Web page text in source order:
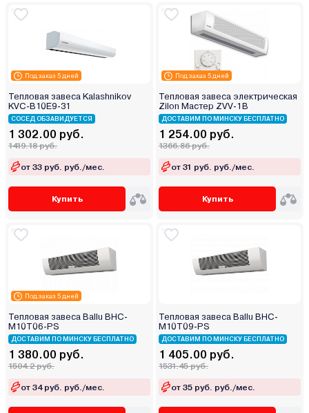
Под заказ 5 дней
Тепловая завеса Kalashnikov
KVС-B10E9-31
СОСЕД ОБЗАВИДУЕТСЯ
1 302.00 руб.
1419.18 руб.
от 33 руб. руб./мес.
Купить
Под заказ 5 дней
Тепловая завеса электрическая
Zilon Мастер ZVV-1B
ДОСТАВИМ ПО МИНСКУ БЕСПЛАТНО
1 254.00 руб.
1366.86 руб.
от 31 руб. руб./мес.
Купить
Под заказ 5 дней
Тепловая завеса Ballu BHC-
M10T06-PS
ДОСТАВИМ ПО МИНСКУ БЕСПЛАТНО
1 380.00 руб.
1504.2 руб.
от 34 руб. руб./мес.
Тепловая завеса Ballu BHC-
M10T09-PS
ДОСТАВИМ ПО МИНСКУ БЕСПЛАТНО
1 405.00 руб.
1531.45 руб.
от 35 руб. руб./мес.